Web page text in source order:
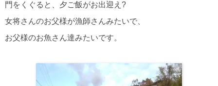
門をくぐると、夕ご飯がお出迎え?
女将さんのお父様が漁師さんみたいで、
お父様のお魚さん達みたいです。